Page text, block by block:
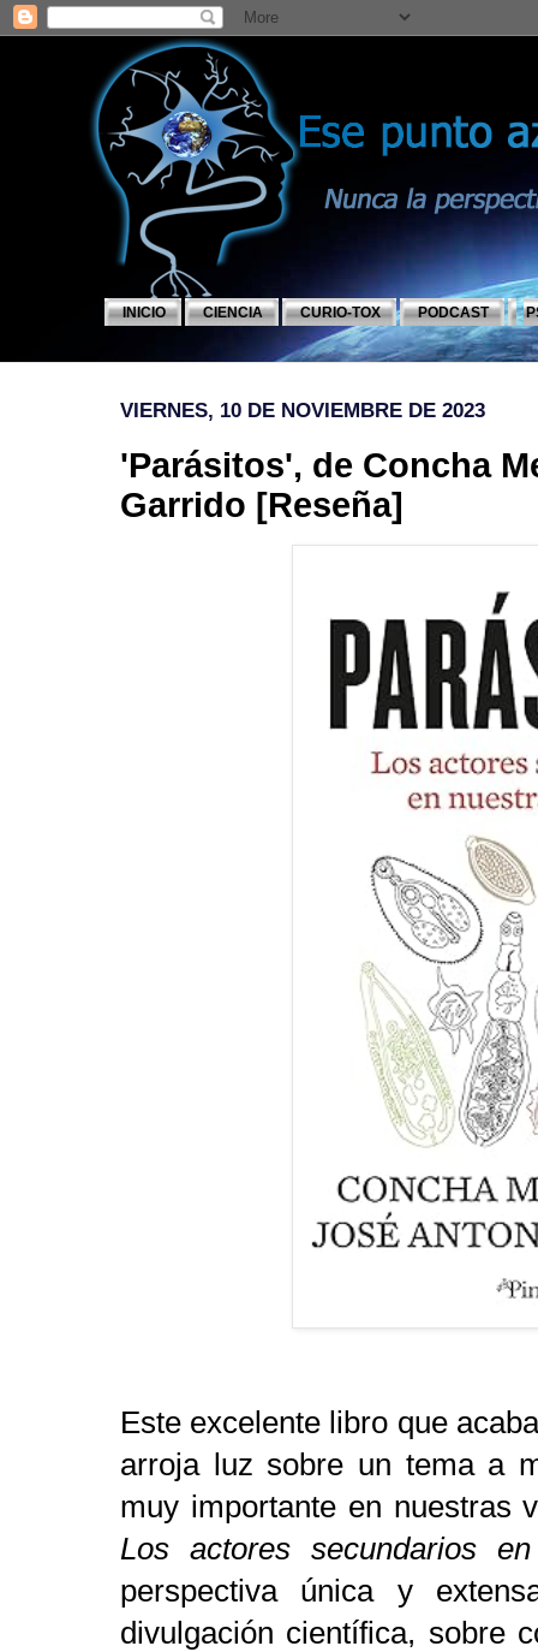
INICIO CIENCIA CURIO-TOX PODCAST
VIERNES, 10 DE NOVIEMBRE DE 2023
'Parásitos', de Concha
Garrido [Reseña]
Este excelente libro que
arroja luz sobre un tema a
muy importante en nuestras
Los actores secundarios
perspectiva única y
divulgación científica, sobre